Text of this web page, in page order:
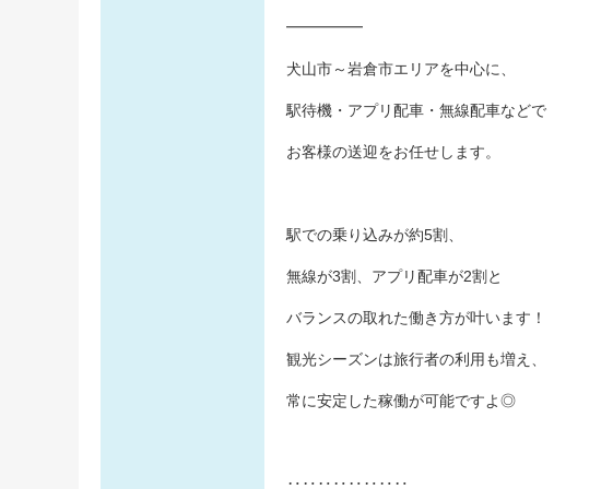
━━━━━
犬山市～岩倉市エリアを中心に、
駅待機・アプリ配車・無線配車などで
お客様の送迎をお任せします。
駅での乗り込みが約5割、
無線が3割、アプリ配車が2割と
バランスの取れた働き方が叶います！
観光シーズンは旅行者の利用も増え、
常に安定した稼働が可能ですよ◎
‥‥‥‥‥‥‥‥